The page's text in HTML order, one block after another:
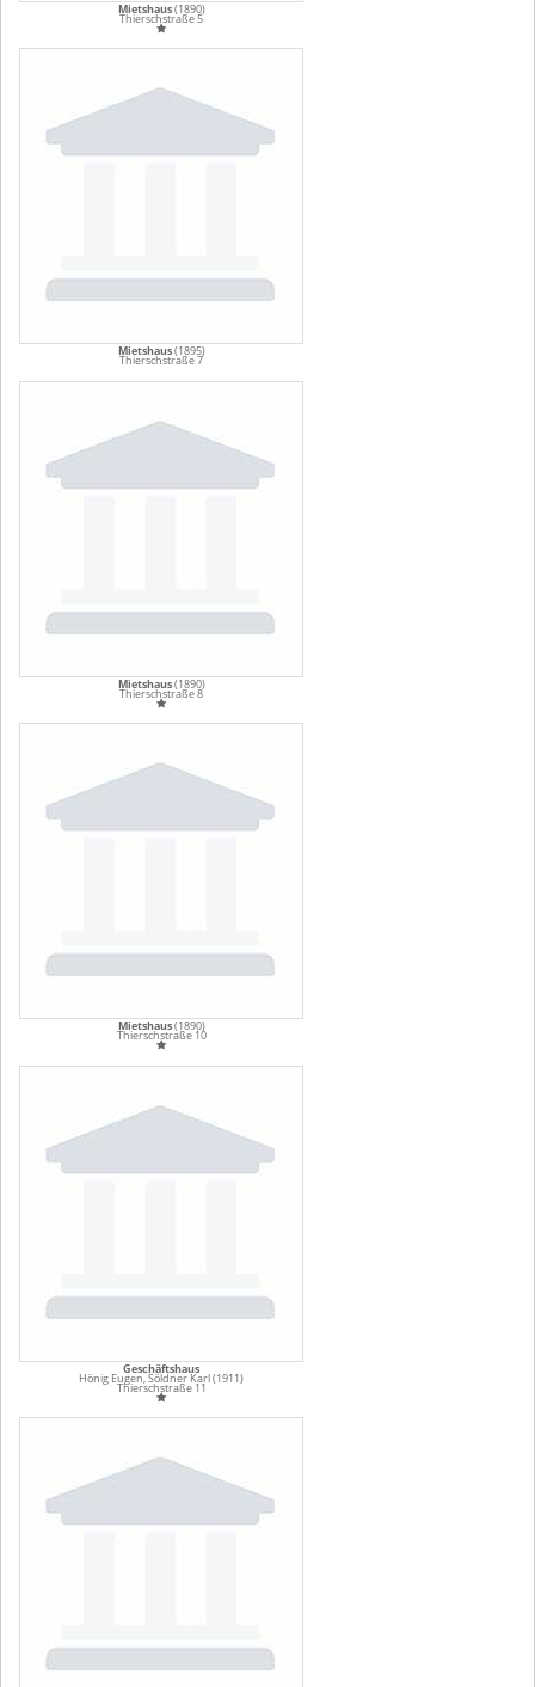
Mietshaus(1890)
Thierschstraße 5
Mietshaus(1895)
Thierschstraße 7
Mietshaus(1890)
Thierschstraße 8
Mietshaus(1890)
Thierschstraße 10
Geschäftshaus
Hönig Eugen, Söldner Karl (1911)
Thierschstraße 11